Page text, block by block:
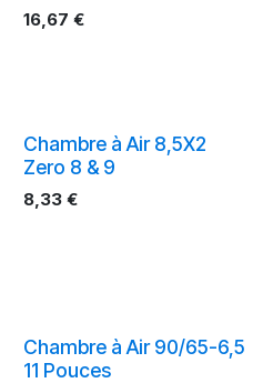
16,67 €
Chambre à Air 8,5X2
Zero 8 & 9
8,33€
Chambre à Air 90/65-6,5
11 Pouces